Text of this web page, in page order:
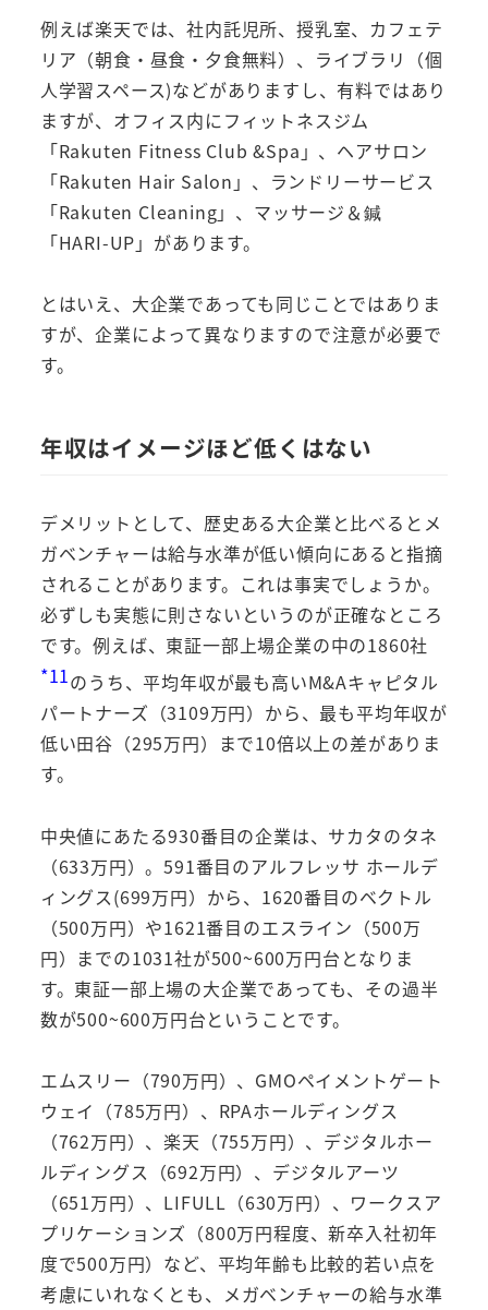
例えば楽天では、社内託児所、授乳室、カフェテ
リア（朝食・昼食・夕食無料）、ライブラリ（個
人学習スペース)などがありますし、有料ではあり
ますが、オフィス内にフィットネスジム
「Rakuten Fitness Club &Spa」、ヘアサロン
「Rakuten Hair Salon」、ランドリーサービス
「Rakuten Cleaning」、マッサージ＆鍼
「HARI-UP」があります。
とはいえ、大企業であっても同じことではありま
すが、企業によって異なりますので注意が必要で
す。
年収はイメージほど低くはない
デメリットとして、歴史ある大企業と比べるとメ
ガベンチャーは給与水準が低い傾向にあると指摘
されることがあります。これは事実でしょうか。
必ずしも実態に則さないというのが正確なところ
です。例えば、東証一部上場企業の中の1860社
*11のうち、平均年収が最も高いM&Aキャピタル
パートナーズ（3109万円）から、最も平均年収が
低い田谷（295万円）まで10倍以上の差がありま
す。
中央値にあたる930番目の企業は、サカタのタネ
（633万円）。591番目のアルフレッサ ホールデ
ィングス(699万円）から、1620番目のベクトル
（500万円）や1621番目のエスライン（500万
円）までの1031社が500~600万円台となりま
す。東証一部上場の大企業であっても、その過半
数が500~600万円台ということです。
エムスリー（790万円）、GMOペイメントゲート
ウェイ（785万円）、RPAホールディングス
（762万円）、楽天（755万円）、デジタルホー
ルディングス（692万円）、デジタルアーツ
（651万円）、LIFULL（630万円）、ワークスア
プリケーションズ（800万円程度、新卒入社初年
度で500万円）など、平均年齢も比較的若い点を
考慮にいれなくとも、メガベンチャーの給与水準